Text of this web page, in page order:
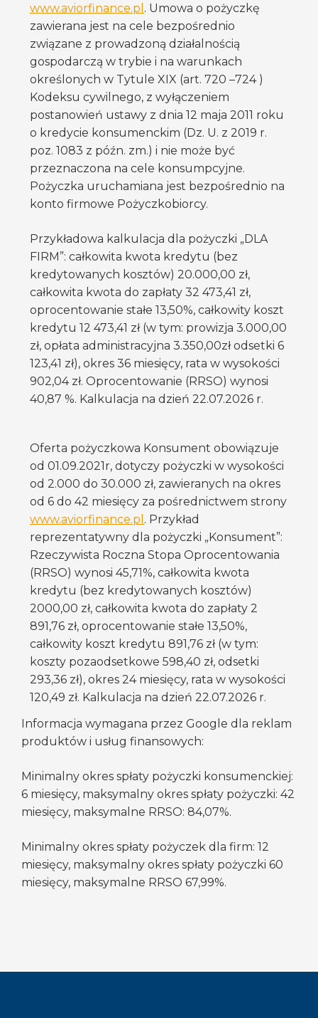
www.aviorfinance.pl . Umowa o pożyczkę
zawierana jest na cele bezpośrednio
związane z prowadzoną działalnością
gospodarczą w trybie i na warunkach
określonych w Tytule XIX (art. 720 –724 )
Kodeksu cywilnego, z wyłączeniem
postanowień ustawy z dnia 12 maja 2011 roku
o kredycie konsumenckim (Dz. U. z 2019 r.
poz. 1083 z późn. zm.) i nie może być
przeznaczona na cele konsumpcyjne.
Pożyczka uruchamiana jest bezpośrednio na
konto firmowe Pożyczkobiorcy.
Przykładowa kalkulacja dla pożyczki „DLA
FIRM”: całkowita kwota kredytu (bez
kredytowanych kosztów) 20.000,00 zł,
całkowita kwota do zapłaty 32 473,41 zł,
oprocentowanie stałe 13,50%, całkowity koszt
kredytu 12 473,41 zł (w tym: prowizja 3.000,00
zł, opłata administracyjna 3.350,00zł odsetki 6
123,41 zł), okres 36 miesięcy, rata w wysokości
902,04 zł. Oprocentowanie (RRSO) wynosi
40,87 %. Kalkulacja na dzień 22.07.2026 r.
Oferta pożyczkowa Konsument obowiązuje
od 01.09.2021r, dotyczy pożyczki w wysokości
od 2.000 do 30.000 zł, zawieranych na okres
od 6 do 42 miesięcy za pośrednictwem strony
www.aviorfinance.pl . Przykład
reprezentatywny dla pożyczki „Konsument”:
Rzeczywista Roczna Stopa Oprocentowania
(RRSO) wynosi 45,71%, całkowita kwota
kredytu (bez kredytowanych kosztów)
2000,00 zł, całkowita kwota do zapłaty 2
891,76 zł, oprocentowanie stałe 13,50%,
całkowity koszt kredytu 891,76 zł (w tym:
koszty pozaodsetkowe 598,40 zł, odsetki
293,36 zł), okres 24 miesięcy, rata w wysokości
120,49 zł. Kalkulacja na dzień 22.07.2026 r.
Informacja wymagana przez Google dla reklam
produktów i usług finansowych:
Minimalny okres spłaty pożyczki konsumenckiej:
6 miesięcy, maksymalny okres spłaty pożyczki: 42
miesięcy, maksymalne RRSO: 84,07%.
Minimalny okres spłaty pożyczek dla firm: 12
miesięcy, maksymalny okres spłaty pożyczki 60
miesięcy, maksymalne RRSO 67,99%.